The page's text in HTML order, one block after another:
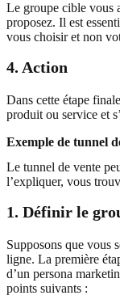
Le groupe cible vous
proposez. Il est
vous choisir et non
4. Action
Dans cette étape
produit ou service et
Exemple de tunnel
Le tunnel de vente
l’expliquer, vous
1. Définir le
Supposons que vous
ligne. La première
d’un persona
points suivants :